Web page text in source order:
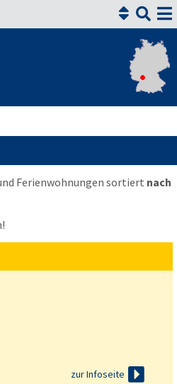


Ferienwohnungen sortiert nach
zur Infoseite 